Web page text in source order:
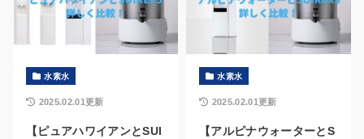
水素水
【ピュアハワイアンとSUI
2025.02.01更新
水素水
【アルピナウォーターとS
2025.02.01更新